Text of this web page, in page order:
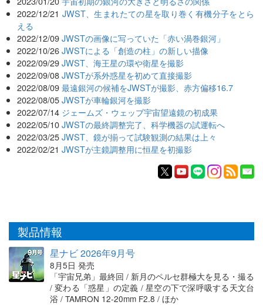
2022/12/21 JWST、生まれたての星を取り巻く有機分子をとら
える
2022/12/09 JWSTの画像に写っていた「赤い渦巻銀河」
2022/10/26 JWSTによる「創造の柱」の新しい描像
2022/09/29 JWST、海王星の環や衛星を撮影
2022/09/08 JWSTが系外惑星を初めて直接撮影
2022/08/09 最遠銀河の候補をJWSTが撮影、赤方偏移16.7
2022/08/05 JWSTが車輪銀河を撮影
2022/07/14 ジェームズ・ウェッブ宇宙望遠鏡の初成果
2022/05/10 JWSTの最終調整完了、科学機器の試運転へ
2022/03/25 JWST、鏡が揃って試験観測の結果は上々
2022/02/21 JWSTが主鏡調整用に恒星を初撮影
製品情報
星ナビ 2026年9月号
8月5日 発売
「宇宙兄弟」最終回 / 新月のペルセ群極大を見る・撮る
/ 変わる「惑星」の定義 / 星空の下で深呼吸する天文台
浴 / TAMRON 12-20mm F2.8 / ほか